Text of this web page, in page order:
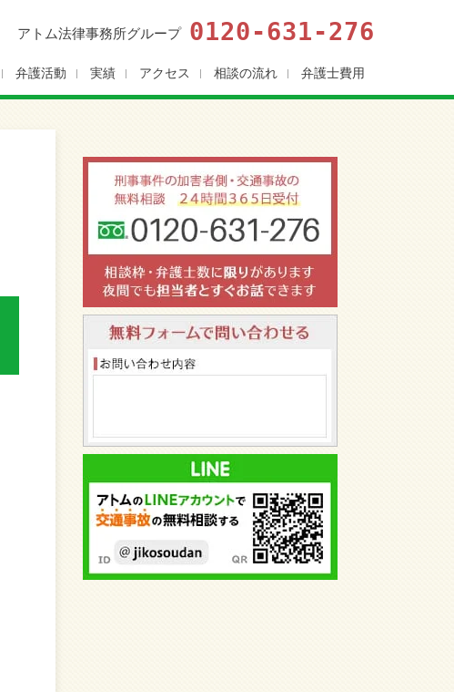
アトム法律事務所グループ 0120-631-276
弁護活動 実績 アクセス 相談の流れ 弁護士費用